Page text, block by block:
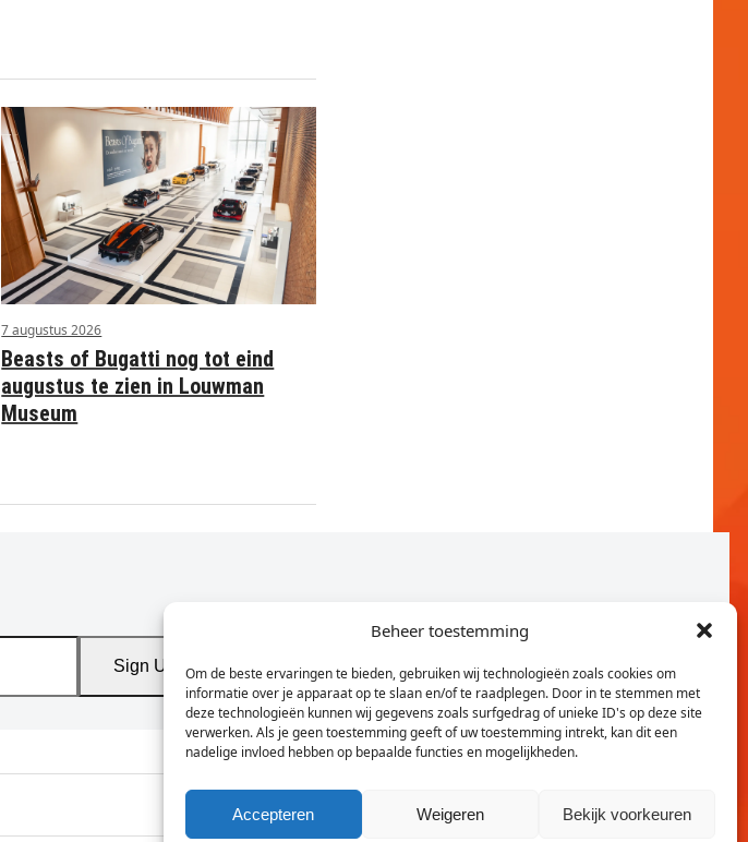
Beheer toestemming
Om de beste ervaringen te bieden, gebruiken wij technologieën zoals cookies om
informatie over je apparaat op te slaan en/of te raadplegen. Door in te stemmen met
deze technologieën kunnen wij gegevens zoals surfgedrag of unieke ID's op deze site
verwerken. Als je geen toestemming geeft of uw toestemming intrekt, kan dit een
nadelige invloed hebben op bepaalde functies en mogelijkheden.
Accepteren Weigeren Bekijk voorkeuren
7 augustus 2026
Beasts of Bugatti nog tot eind
augustus te zien in Louwman
Museum
Sign Up
Twitter